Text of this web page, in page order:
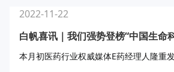
2022-11-22